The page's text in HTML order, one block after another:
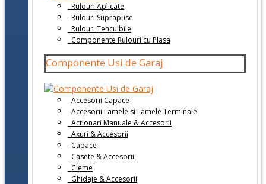
Rulouri Aplicate
Rulouri Suprapuse
Rulouri Tencuibile
Componente Rulouri cu Plasa
Componente Usi de Garaj
Accesorii Capace
Accesorii Lamele si Lamele Terminale
Actionari Manuale & Accesorii
Axuri & Accesorii
Capace
Casete & Accesorii
Cleme
Ghidaje & Accesorii